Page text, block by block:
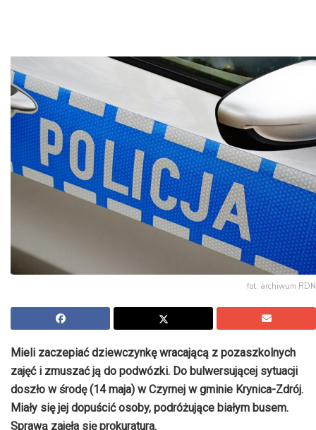
fot. archiwum RDN
Mieli zaczepiać dziewczynkę wracającą z pozaszkolnych
zajęć i zmuszać ją do podwózki. Do bulwersującej sytuacji
doszło w środę (14 maja) w Czyrnej w gminie Krynica-Zdrój.
Miały się jej dopuścić osoby, podróżujące białym busem.
Sprawą zajęła się prokuratura.